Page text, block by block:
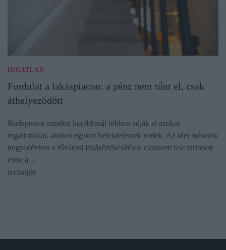
INGATLAN
Fordulat a lakáspiacon: a pénz nem tűnt el, csak
áthelyeződött
Budapesten minden korábbinál többen adják el azokat
ingatlanokat, amiket egykor befektetésnek vettek. Az idei második
negyedévben a fővárosi lakásértékesítések csaknem fele tartozott
ebbe a…
rectangle